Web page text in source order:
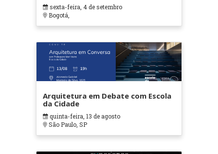
sexta-feira, 4 de setembro
Bogotá,
Arquitetura em Debate com Escola
da Cidade
quinta-feira, 13 de agosto
São Paulo, SP